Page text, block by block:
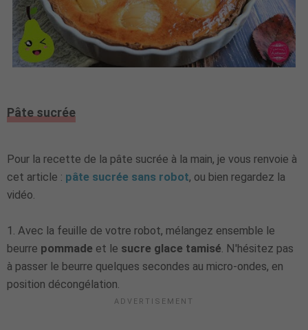
Pâte sucrée
Pour la recette de la pâte sucrée à la main, je vous renvoie à
cet article : pâte sucrée sans robot, ou bien regardez la
vidéo.
1. Avec la feuille de votre robot, mélangez ensemble le
beurre pommade et le sucre glace tamisé . N'hésitez pas
à passer le beurre quelques secondes au micro-ondes, en
position décongélation.